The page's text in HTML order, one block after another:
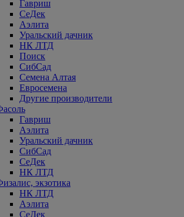
Гавриш
СеДек
Аэлита
Уральский дачник
НК ЛТД
Поиск
СибСад
Семена Алтая
Евросемена
Другие производители
Гавриш
Аэлита
Уральский дачник
СибСад
СеДек
НК ЛТД
экзотика
НК ЛТД
Аэлита
СеДек